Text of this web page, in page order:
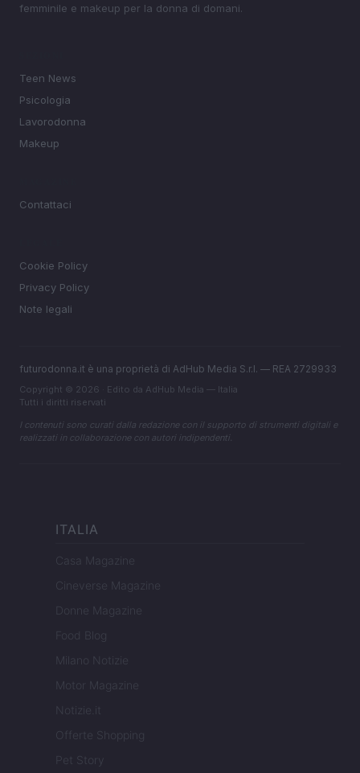
femminile e makeup per la donna di domani.
Teen News
Psicologia
Lavorodonna
Makeup
Contattaci
Cookie Policy
Privacy Policy
Note legali
futurodonna.it è una proprietà di AdHub Media S.r.l. — REA 2729933
Copyright © 2026 · Edito da AdHub Media — Italia
Tutti i diritti riservati
I contenuti sono curati dalla redazione con il supporto di strumenti digitali e
realizzati in collaborazione con autori indipendenti.
ITALIA
Casa Magazine
Cineverse Magazine
Donne Magazine
Food Blog
Milano Notizie
Motor Magazine
Notizie.it
Offerte Shopping
Pet Story